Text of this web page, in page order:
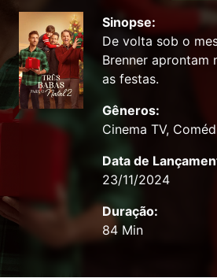
Sinopse:
De volta sob o
Brenner aprontam
as festas.
Gêneros:
Cinema TV,
Data de
23/11/2024
Duração:
84 Min